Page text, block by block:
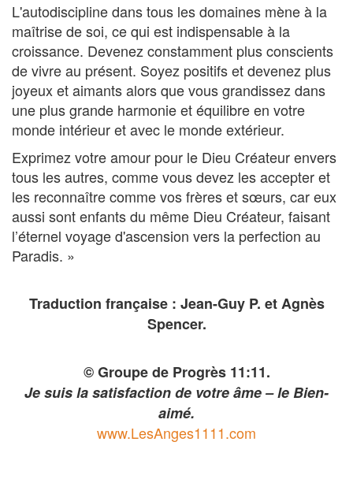
L'autodiscipline dans tous les domaines mène à la
maîtrise de soi, ce qui est indispensable à la
croissance. Devenez constamment plus conscients
de vivre au présent. Soyez positifs et devenez plus
joyeux et aimants alors que vous grandissez dans
une plus grande harmonie et équilibre en votre
monde intérieur et avec le monde extérieur.
Exprimez votre amour pour le Dieu Créateur envers
tous les autres, comme vous devez les accepter et
les reconnaître comme vos frères et sœurs, car eux
aussi sont enfants du même Dieu Créateur, faisant
l’éternel voyage d'ascension vers la perfection au
Paradis. »
Traduction française : Jean-Guy P. et Agnès
Spencer.
© Groupe de Progrès 11:11.
Je suis la satisfaction de votre âme – le Bien-
aimé.
www.LesAnges1111.com